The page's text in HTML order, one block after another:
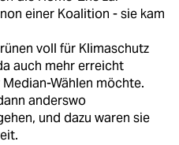
einer Koalition - sie kam
voll für Klimaschutz
auch mehr erreicht
Wählen möchte.
anderswo
und dazu waren sie